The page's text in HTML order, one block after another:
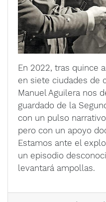
En 2022, tras quince
en siete ciudades de
Manuel Aguilera nos
guardado de la
con un pulso
pero con un apoyo
Estamos ante el
un episodio
levantará ampollas.